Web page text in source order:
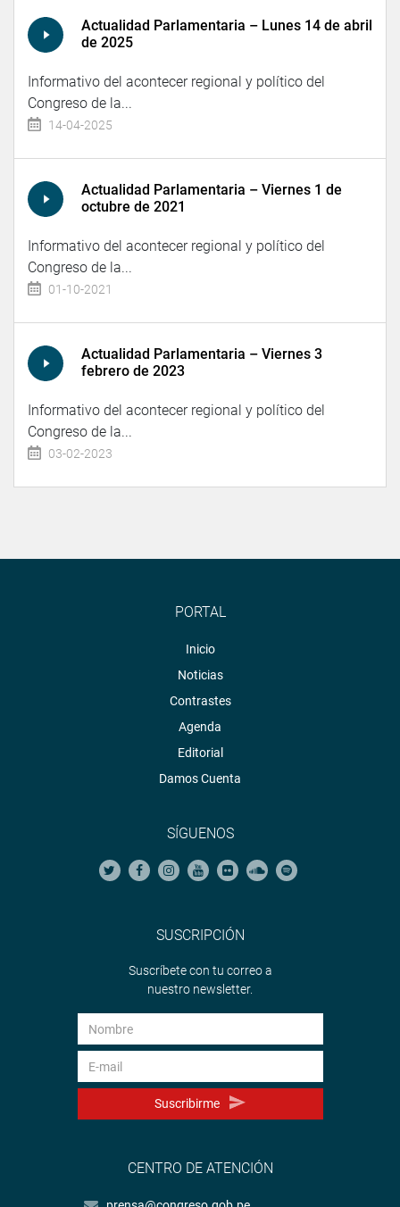
Actualidad Parlamentaria – Lunes 14 de abril
de 2025
Informativo del acontecer regional y político del
Congreso de la...
14-04-2025
Actualidad Parlamentaria – Viernes 1 de
octubre de 2021
Informativo del acontecer regional y político del
Congreso de la...
01-10-2021
Actualidad Parlamentaria – Viernes 3
febrero de 2023
Informativo del acontecer regional y político del
Congreso de la...
03-02-2023
PORTAL
Inicio
Noticias
Contrastes
Agenda
Editorial
Damos Cuenta
SÍGUENOS
SUSCRIPCIÓN
Suscríbete con tu correo a
nuestro newsletter.
Suscribirme
CENTRO DE ATENCIÓN